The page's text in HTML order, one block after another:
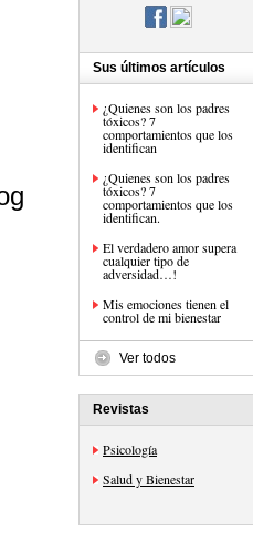
Sus últimos artículos
¿Quienes son los padres
tóxicos? 7
comportamientos que los
identifican
¿Quienes son los padres
tóxicos? 7
comportamientos que los
identifican.
El verdadero amor supera
cualquier tipo de
adversidad…!
Mis emociones tienen el
control de mi bienestar
Ver todos
Revistas
Psicología
Salud y Bienestar